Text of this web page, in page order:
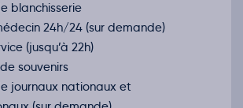
blanchisserie
24h/24 (sur demande)
(jusqu’à 22h)
souvenirs
journaux nationaux et